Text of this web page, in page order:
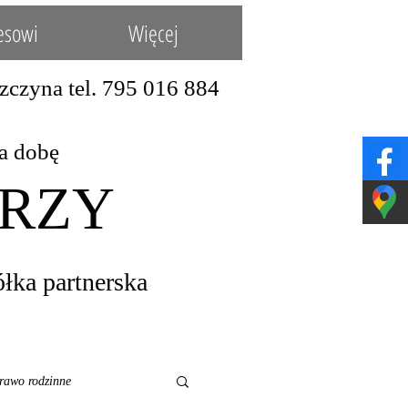
Więcej
795 016 884
24/h na dobę
partnerska​​
rodzinne